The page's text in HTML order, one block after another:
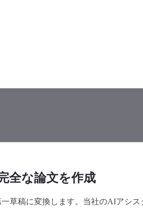
全な論文を作成
草稿に変換します。当社のAIアシ